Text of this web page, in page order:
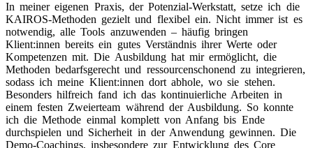
In meiner eigenen Praxis, der Potenzial-Werkstatt, setze ich die
KAIROS-Methoden gezielt und flexibel ein. Nicht immer ist es
notwendig, alle Tools anzuwenden – häufig bringen
Klient:innen bereits ein gutes Verständnis ihrer Werte oder
Kompetenzen mit. Die Ausbildung hat mir ermöglicht, die
Methoden bedarfsgerecht und ressourcenschonend zu integrieren,
sodass ich meine Klient:innen dort abhole, wo sie stehen.
Besonders hilfreich fand ich das kontinuierliche Arbeiten in
einem festen Zweierteam während der Ausbildung. So konnte
ich die Methode einmal komplett von Anfang bis Ende
durchspielen und Sicherheit in der Anwendung gewinnen. Die
Demo-Coachings, insbesondere zur Entwicklung des Core